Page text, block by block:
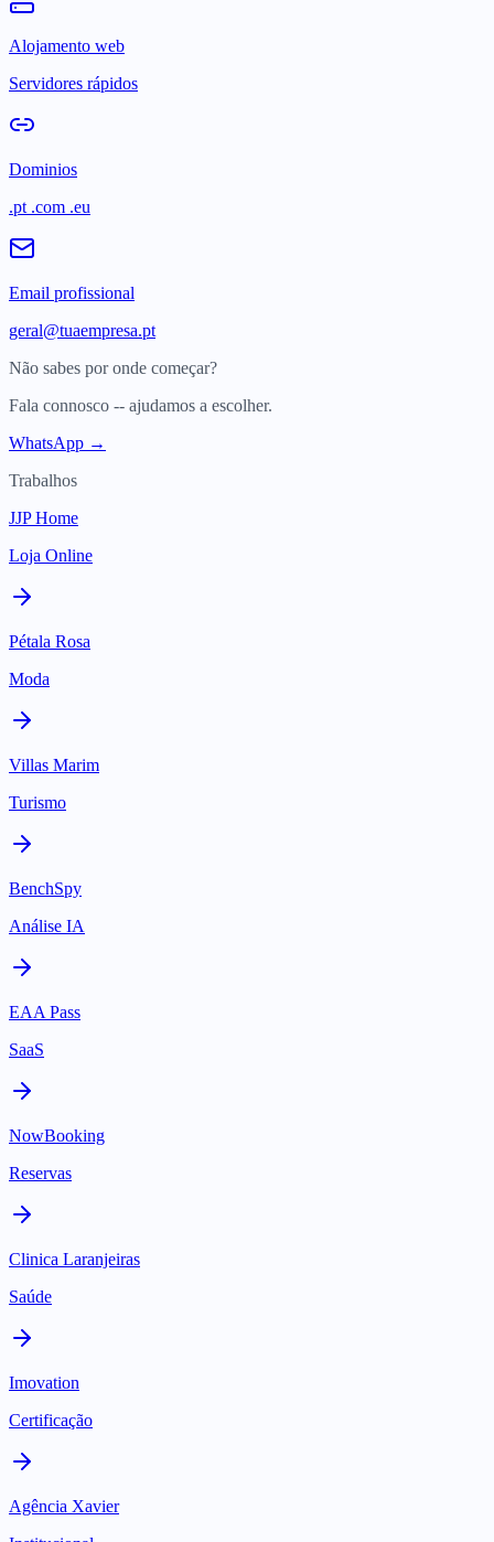
Alojamento web
Servidores rápidos
Dominios
.pt .com .eu
Email profissional
geral@tuaempresa.pt
Não sabes por onde começar?
Fala connosco -- ajudamos a escolher.
WhatsApp →
Trabalhos
JJP Home
Loja Online
Pétala Rosa
Moda
Villas Marim
Turismo
BenchSpy
Análise IA
EAA Pass
SaaS
NowBooking
Reservas
Clinica Laranjeiras
Saúde
Imovation
Certificação
Agência Xavier